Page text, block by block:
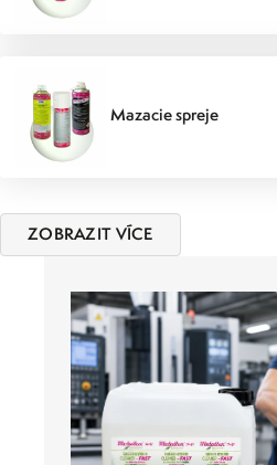
Mazacie spreje
ZOBRAZIT VÍCE